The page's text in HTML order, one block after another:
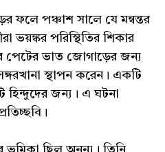
ফলে পঞ্চাশ সালে যে মন্বন্তর
ভয়ঙ্কর পরিস্থিতির শিকার
পেটের ভাত জোগাড়ের জন্য
স্থাপন করেন। একটি
হিন্দুদের জন্য। এ ঘটনা